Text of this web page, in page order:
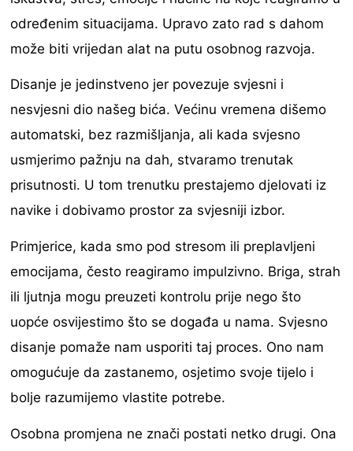
određenim situacijama. Upravo zato rad s dahom
može biti vrijedan alat na putu osobnog razvoja.
Disanje je jedinstveno jer povezuje svjesni i
nesvjesni dio našeg bića. Većinu vremena dišemo
automatski, bez razmišljanja, ali kada svjesno
usmjerimo pažnju na dah, stvaramo trenutak
prisutnosti. U tom trenutku prestajemo djelovati iz
navike i dobivamo prostor za svjesniji izbor.
Primjerice, kada smo pod stresom ili preplavljeni
emocijama, često reagiramo impulzivno. Briga, strah
ili ljutnja mogu preuzeti kontrolu prije nego što
uopće osvijestimo što se događa u nama. Svjesno
disanje pomaže nam usporiti taj proces. Ono nam
omogućuje da zastanemo, osjetimo svoje tijelo i
bolje razumijemo vlastite potrebe.
Osobna promjena ne znači postati netko drugi. Ona